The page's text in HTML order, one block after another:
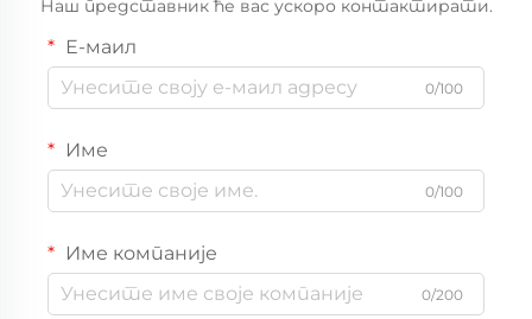
Наш представник ће вас ускоро контактирати.
Е-маил
0/100
Име
0/100
Име компаније
0/200